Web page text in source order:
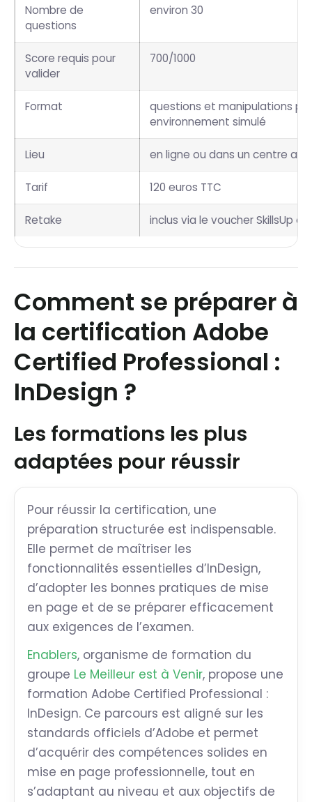
Nombre de
questions
environ 30
Score requis pour
valider
700/1000
Format
questions et manipulations
environnement simulé
Lieu en ligne ou dans un centre
Tarif 120 euros TTC
Retake inclus via le voucher SkillsUp
Comment se préparer à
la certification Adobe
Certified Professional :
InDesign ?
Les formations les plus
adaptées pour réussir
Pour réussir la certification, une
préparation structurée est indispensable.
Elle permet de maîtriser les
fonctionnalités essentielles d’InDesign,
d’adopter les bonnes pratiques de mise
en page et de se préparer efficacement
aux exigences de l’examen.
Enablers, organisme de formation du
groupe Le Meilleur est à Venir, propose une
formation Adobe Certified Professional :
InDesign. Ce parcours est aligné sur les
standards officiels d’Adobe et permet
d’acquérir des compétences solides en
mise en page professionnelle, tout en
s’adaptant au niveau et aux objectifs de